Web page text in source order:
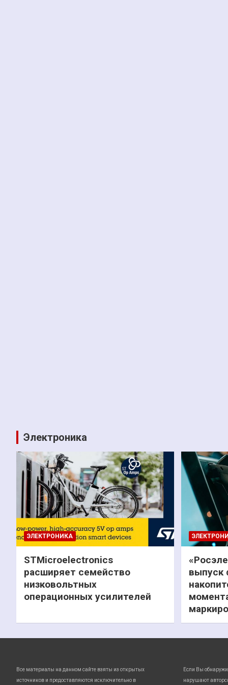
Электроника
ЭЛЕКТРОНИКА
STMicroelectronics
расширяет семейство
низковольтных
операционных усилителей
выпуск
Все материалы на данном сайте взяты из открытых
источников и предоставляются исключительно в
Если Вы
нарушают